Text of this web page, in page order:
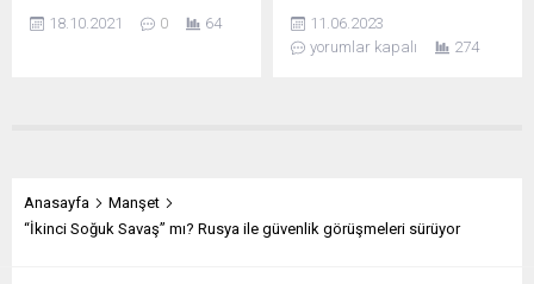
Müslüman sivil toplum
bunun demokrasiye yönelik
yapıldığını belirtti. MCB
18.10.2021 0 64
en anlamlı irtibat merkezi
olmasaydı bile, bu Almanya
yaşam koşulları hakkında
11.06.2023
yorumlar kapalı
274
Anasayfa
Manşet
“İkinci Soğuk Savaş” mı? Rusya ile güvenlik görüşmeleri sürüyor